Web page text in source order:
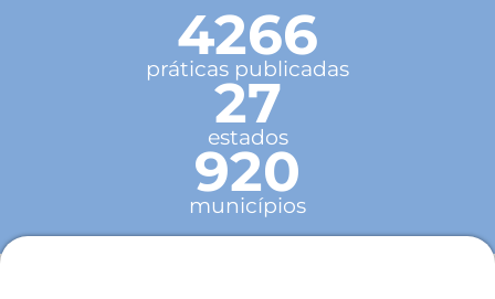
4266
práticas publicadas
27
estados
920
municípios